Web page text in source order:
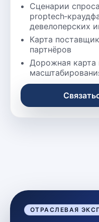
Сценарии
девелоперских
Карта
партнёров
Дорожная карта
ОТРАСЛЕВАЯ